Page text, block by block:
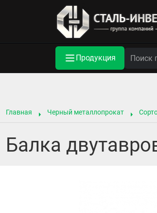
Продукция
Главная Черный металлопрокат
Балка